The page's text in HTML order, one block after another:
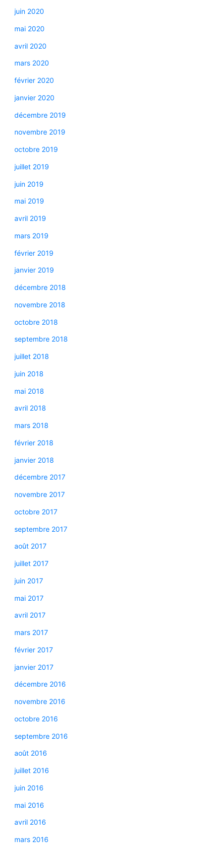
juin 2020
mai 2020
avril 2020
mars 2020
février 2020
janvier 2020
décembre 2019
novembre 2019
octobre 2019
juillet 2019
juin 2019
mai 2019
avril 2019
mars 2019
février 2019
janvier 2019
décembre 2018
novembre 2018
octobre 2018
septembre 2018
juillet 2018
juin 2018
mai 2018
avril 2018
mars 2018
février 2018
janvier 2018
décembre 2017
novembre 2017
octobre 2017
septembre 2017
août 2017
juillet 2017
juin 2017
mai 2017
avril 2017
mars 2017
février 2017
janvier 2017
décembre 2016
novembre 2016
octobre 2016
septembre 2016
août 2016
juillet 2016
juin 2016
mai 2016
avril 2016
mars 2016